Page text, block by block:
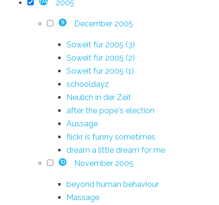
174 2005
9 December 2005
Soweit für 2005 (3)
Soweit für 2005 (2)
Soweit für 2005 (1)
schooldayz
Neulich in der Zeit
after the pope's election
Aussage
flickr is funny sometimes
dream a little dream for me
10 November 2005
beyond human behaviour
Massage